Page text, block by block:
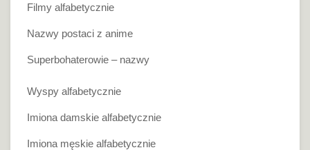
Filmy alfabetycznie
Nazwy postaci z anime
Superbohaterowie – nazwy
Wyspy alfabetycznie
Imiona damskie alfabetycznie
Imiona męskie alfabetycznie